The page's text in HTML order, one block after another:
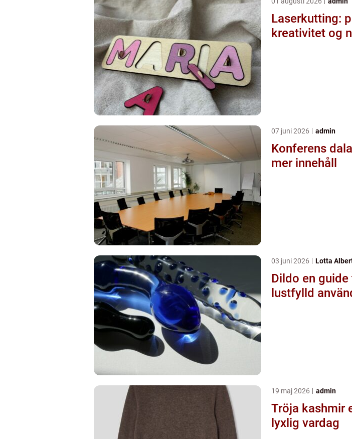
Laserkutting:
kreativitet og
07 juni 2026 admin
Konferens dalarna när
mer innehåll
03 juni 2026 Lotta
Dildo en guide till trygg och
lustfylld
19 maj 2026 admin
Tröja kashmir en guide till mjuk
lyxlig vardag